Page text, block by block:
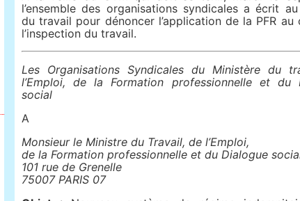
l’ensemble des organisations syndicales a écrit
du travail pour dénoncer l’application de la PFR au
l’inspection du travail.
Les Organisations Syndicales du Ministère du
l’Emploi, de la Formation professionnelle et du
social
A
Monsieur le Ministre du Travail, de l’Emploi,
de la Formation professionnelle et du Dialogue
101 rue de Grenelle
75007 PARIS 07